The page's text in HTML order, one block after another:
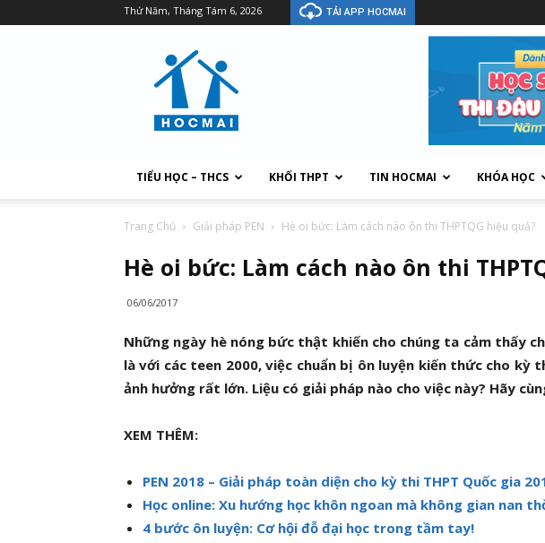
Thứ Năm, Tháng Tám 6, 2026 TẢI APP HOCMAI
TIỂU HỌC – THCS KHỐI THPT TIN HOCMAI KHÓA HỌC
Trang Chủ Giải pháp PEN Hè oi bức: Làm cách nào ôn thi THPTQG hiệu quả?
Hè oi bức: Làm cách nào ôn thi
06/06/2017
Những ngày hè nóng bức thật khiến cho chúng ta cảm thấy
là với các teen 2000, việc chuẩn bị ôn luyện kiến thức cho kỳ
ảnh hưởng rất lớn. Liệu có giải pháp nào cho việc này? Hãy
XEM THÊM:
PEN 2018 – Giải pháp toàn diện cho kỳ thi THPT Quốc gia
Học online: Xu hướng học khôn ngoan mà không gian nan
4 bước ôn luyện: Cơ hội đỗ đại học trong tầm tay!